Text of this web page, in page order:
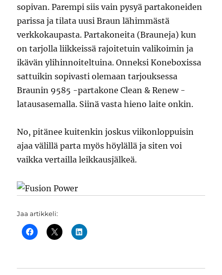
sopivan. Parempi siis vain pysyä partakoneiden
parissa ja tilata uusi Braun lähimmästä
verkkokaupasta. Partakoneita (Brauneja) kun
on tarjolla liikkeissä rajoitetuin valikoimin ja
ikävän ylihinnoiteltuina. Onneksi Koneboxissa
sattuikin sopivasti olemaan tarjouksessa
Braunin 9585 -partakone Clean & Renew -
latausasemalla. Siinä vasta hieno laite onkin.
No, pitänee kuitenkin joskus viikonloppuisin
ajaa välillä parta myös höylällä ja siten voi
vaikka vertailla leikkausjälkeä.
Jaa artikkeli: